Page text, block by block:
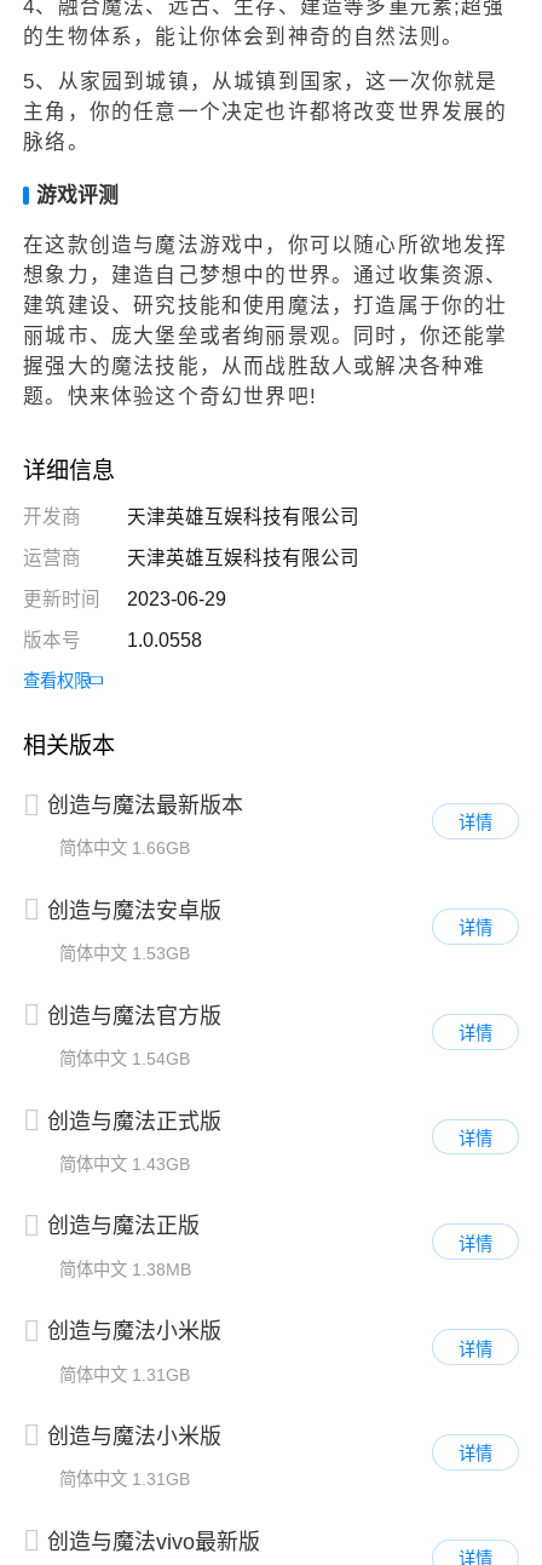
4、融合魔法、远古、生存、建造等多重元素;超强
的生物体系，能让你体会到神奇的自然法则。
5、从家园到城镇，从城镇到国家，这一次你就是
主角，你的任意一个决定也许都将改变世界发展的
脉络。
游戏评测
在这款创造与魔法游戏中，你可以随心所欲地发挥
想象力，建造自己梦想中的世界。通过收集资源、
建筑建设、研究技能和使用魔法，打造属于你的壮
丽城市、庞大堡垒或者绚丽景观。同时，你还能掌
握强大的魔法技能，从而战胜敌人或解决各种难
题。快来体验这个奇幻世界吧!
详细信息
开发商
天津英雄互娱科技有限公司
运营商
天津英雄互娱科技有限公司
更新时间
2023-06-29
版本号
1.0.0558
查看权限
相关版本
创造与魔法最新版本
简体中文 1.66GB
详情
创造与魔法安卓版
简体中文 1.53GB
详情
创造与魔法官方版
简体中文 1.54GB
详情
创造与魔法正式版
简体中文 1.43GB
详情
创造与魔法正版
简体中文 1.38MB
详情
创造与魔法小米版
简体中文 1.31GB
详情
创造与魔法小米版
简体中文 1.31GB
详情
创造与魔法vivo最新版
详情